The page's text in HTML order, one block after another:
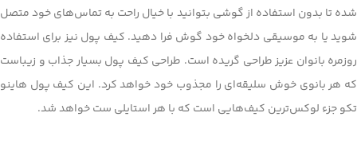
شده تا بدون استفاده از گوشی بتوانید با خیال راحت به تماس‌های خود متصل
شوید یا به موسیقی دلخواه خود گوش فرا دهید. کیف پول نیز برای استفاده
روزمره بانوان عزیز طراحی گریده است. طراحی کیف پول بسیار جذاب و زیباست
که هر بانوی خوش سلیقه‌ای را مجذوب خود خواهد کرد. این کیف پول هاینو
تکو جزء لوکس‌ترین کیف‌هایی است که با هر استایلی ست خواهد شد.